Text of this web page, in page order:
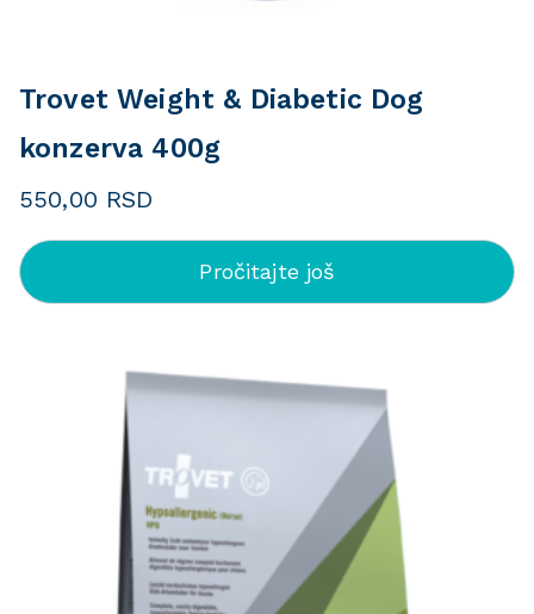
Trovet Weight & Diabetic Dog
konzerva 400g
550,00 RSD
Pročitajte još